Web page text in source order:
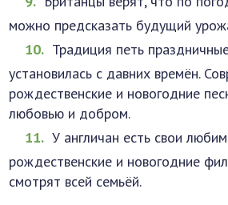
можно предсказать будущий
Традиция петь
установилась с давних времён.
рождественские и новогодние
любовью и добром.
У англичан есть свои
рождественские и новогодние
смотрят всей семьёй.